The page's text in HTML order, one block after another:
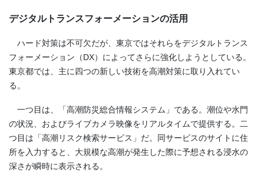
デジタルトランスフォーメーションの活用
ハード対策は不可欠だが、東京ではそれらをデジタルトランス
フォーメーション（DX）によってさらに強化しようとしている。
東京都では、主に四つの新しい技術を高潮対策に取り入れてい
る。
一つ目は、「高潮防災総合情報システム」である。潮位や水門
の状況、およびライブカメラ映像をリアルタイムで提供する。二
つ目は「高潮リスク検索サービス」だ。同サービスのサイトに住
所を入力すると、大規模な高潮が発生した際に予想される浸水の
深さが瞬時に表示される。